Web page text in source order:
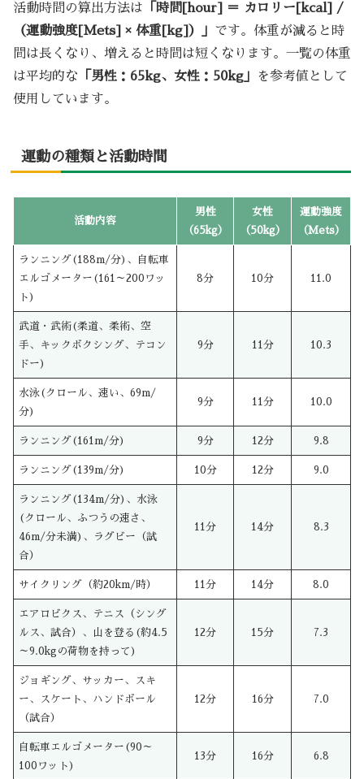
活動時間の算出方法は 「時間[hour] ＝ カロリー[kcal] /
（運動強度[Mets] × 体重[kg]）」 です。体重が減ると時
間は長くなり、増えると時間は短くなります。一覧の体重
は平均的な 「男性：65kg、女性：50kg」
を参考値として
使用しています。
運動の種類と活動時間
活動内容
男性
（65kg）
女性
（50kg）
運動強度
（Mets）
ランニング(188m/分)、自転車
エルゴメーター(161～200ワッ
ト)
8分 10分 11.0
武道・武術(柔道、柔術、空
手、キックボクシング、テコン
ドー)
9分 11分 10.3
水泳(クロール、速い、69m/
分)
9分 11分 10.0
ランニング(161m/分) 9分 12分 9.8
ランニング(139m/分) 10分 12分 9.0
ランニング(134m/分)、水泳
(クロール、ふつうの速さ、
46m/分未満)、ラグビー（試
合）
11分 14分 8.3
サイクリング（約20km/時） 11分 14分 8.0
エアロビクス、テニス（シング
ルス、試合）、山を登る(約4.5
～9.0kgの荷物を持って)
12分 15分 7.3
ジョギング、サッカー、スキ
ー、スケート、ハンドボール
（試合）
12分 16分 7.0
自転車エルゴメーター(90～
100ワット)
13分 16分 6.8